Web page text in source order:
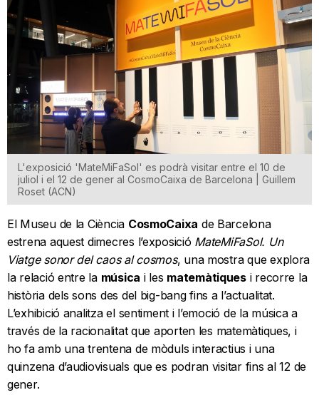
L'exposició 'MateMiFaSol' es podrà visitar entre el 10 de
juliol i el 12 de gener al CosmoCaixa de Barcelona | Guillem
Roset (ACN)
El Museu de la Ciència CosmoCaixa de Barcelona
estrena aquest dimecres l’exposició MateMiFaSol. Un
Viatge sonor del caos al cosmos, una mostra que explora
la relació entre la música i les matemàtiquesi recorre la
història dels sons des del big-bang fins a l’actualitat.
L’exhibició analitza el sentiment i l’emoció de la música a
través de la racionalitat que aporten les matemàtiques, i
ho fa amb una trentena de mòduls interactius i una
quinzena d’audiovisuals que es podran visitar fins al 12 de
gener.